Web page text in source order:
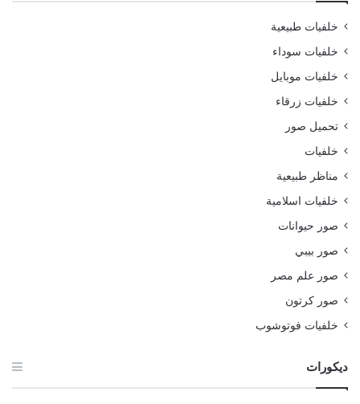
خلفيات طبيعية
خلفيات سوداء
خلفيات موبايل
خلفيات زرقاء
تحميل صور
خلفيات
مناظر طبيعية
خلفيات اسلامية
صور حيوانات
صور بيبي
صور علم مصر
صور كرتون
خلفيات فوتوشوب
ديكورات